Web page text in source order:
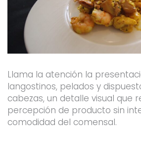
Llama la atención la
langostinos, pelados y
cabezas, un detalle visual que
percepción de producto sin
comodidad del comensal.